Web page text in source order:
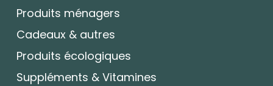
Produits ménagers
Cadeaux & autres
Produits écologiques
Suppléments & Vitamines